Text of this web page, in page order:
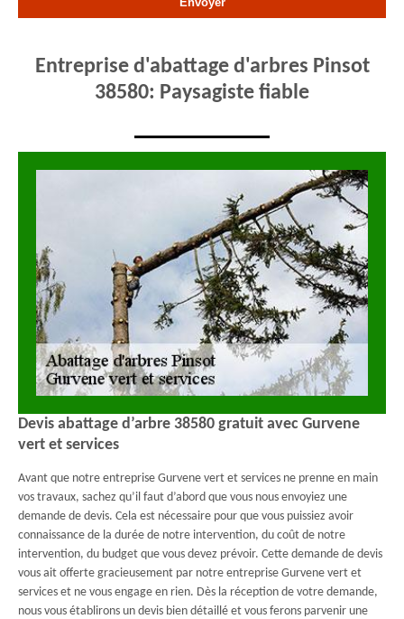
Entreprise d'abattage d'arbres Pinsot
38580: Paysagiste fiable
Devis abattage d’arbre 38580 gratuit avec Gurvene
vert et services
Avant que notre entreprise Gurvene vert et services ne prenne en main
vos travaux, sachez qu’il faut d’abord que vous nous envoyiez une
demande de devis. Cela est nécessaire pour que vous puissiez avoir
connaissance de la durée de notre intervention, du coût de notre
intervention, du budget que vous devez prévoir. Cette demande de devis
vous ait offerte gracieusement par notre entreprise Gurvene vert et
services et ne vous engage en rien. Dès la réception de votre demande,
nous vous établirons un devis bien détaillé et vous ferons parvenir une